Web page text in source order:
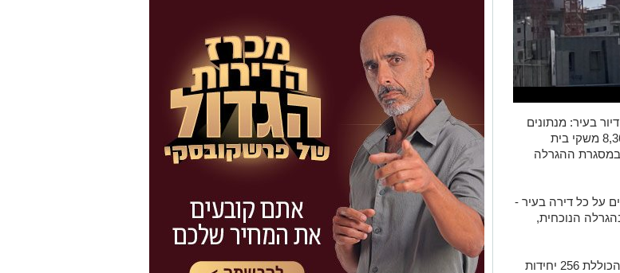
בעיר: מנתונים
מעודכנים של תוכנית "דירה בהנחה" עולה כי עד כה נרשמו 8,364 משקי בית
בעיר במסגרת ההגרלה
שבשלב זה מתמודדים בממוצע יותר מ־32 זכאים על כל דירה בעיר -
הנוכחית,
כזכור, באשדוד נפתחה בהגרלה הנוכחית הגרלה אחת בלבד, הכוללת 256 יחידות